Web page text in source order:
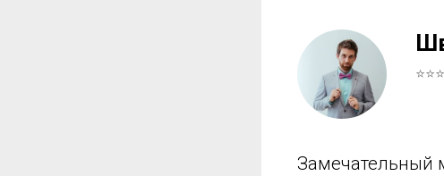
Замечательный